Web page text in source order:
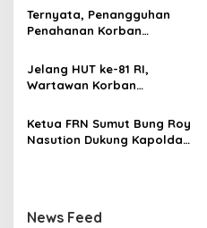
o
Nasution Minta
Kapolrestabes Medan
larut
Ternyata, Penangguhan
Penahanan Korban
di Polrestabes Medan
Setelah Membantu Polisi
RI Bapak Habiburokhman
Jelang HUT ke-81 RI,
Wartawan Korban
Polisi Menangkap Pelaku
Jadi Tersangka Berharap
Perhatian Presiden
Ketua FRN Sumut Bung Roy
Nasution Dukung Kapolda
News Feed